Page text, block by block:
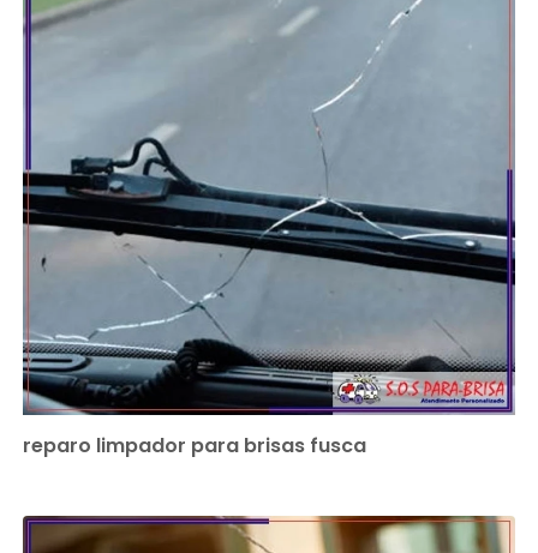
reparo limpador para brisas fusca